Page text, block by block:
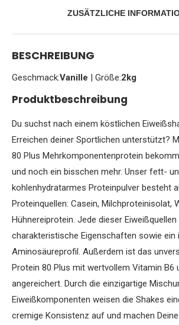
Proteinshakes,
Menge
ZUSÄTZLICHE
BESCHREIBUNG
Geschmack:Vanille | Größe:2kg
Produktbeschreibung
Du suchst nach einem köstlichen
Erreichen deiner Sportlichen unterstützt?
80 Plus Mehrkomponentenprotein
und noch ein bisschen mehr. Unser fett-
kohlenhydratarmes Proteinpulver besteht
Proteinquellen: Casein, Milchproteinisolat,
Hühnereiprotein. Jede dieser
charakteristische Eigenschaften sowie ein
Aminosäureprofil. Außerdem ist das
Protein 80 Plus mit wertvollem Vitamin B6
angereichert. Durch die einzigartige
Eiweißkomponenten weisen die Shakes
cremige Konsistenz auf und machen